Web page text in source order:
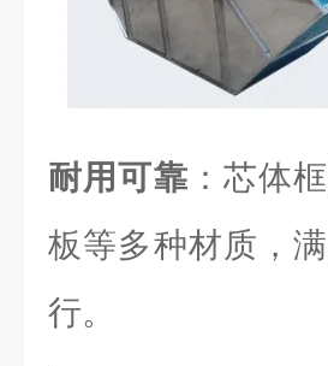
耐用可靠 ：芯体
板等多种材质，
行。